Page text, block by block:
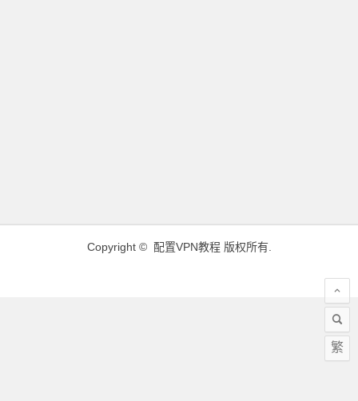
Copyright © 配置VPN教程版权所有.
繁